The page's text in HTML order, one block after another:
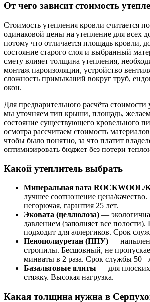
От чего зависит стоимость
Стоимость утепления кровли считается
одинаковой цены на утепление для всех
потому что отличается площадь кровли,
состояние старого слоя и выбранный
смету влияет толщина утепления,
монтаж пароизоляции, устройство
сложность примыканий вокруг труб,
окон.
Для предварительного расчёта
мы уточняем тип крыши, площадь,
состояние существующего кровельного
осмотра рассчитаем стоимость
чтобы было понятно, за что платит
оптимизировать бюджет без потери
Какой утеплитель выбрать
Минеральная вата ROCKWOOL/
лучшее соотношение цена/качество.
негорючая, гарантия 25 лет.
Эковата (целлюлоза) —
давлением (заполняет все полости).
подходит для аллергиков. Срок
Пенополиуретан (ППУ) —
стропилы. Бесшовный, не
минваты в 2 раза. Срок службы 50+
Базальтовые плиты — для
стяжку. Высокая нагрузка.
Какая толщина нужна в